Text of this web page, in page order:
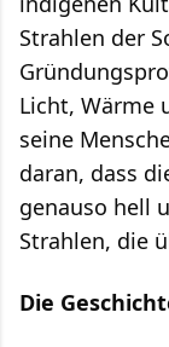
Strahlen der
Licht, Wärme
seine
daran, dass
genauso hell
Strahlen, die
Die